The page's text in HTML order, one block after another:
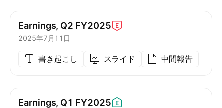
Earnings, Q2 FY2025
2025年7月11日
書き起こし スライド 中間報告
Earnings, Q1 FY2025